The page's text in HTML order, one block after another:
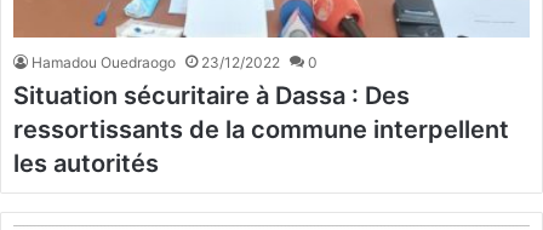
Hamadou Ouedraogo 23/12/2022 0
Situation sécuritaire à Dassa : Des
ressortissants de la commune interpellent
les autorités